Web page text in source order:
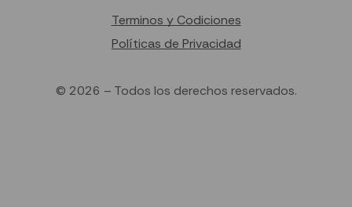
Terminos y Codiciones
Políticas de Privacidad
© 2026 – Todos los derechos reservados.